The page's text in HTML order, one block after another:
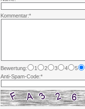
Kommentar:*
Bewertung: 1 2 3 4 5
Anti-Spam-Code:*